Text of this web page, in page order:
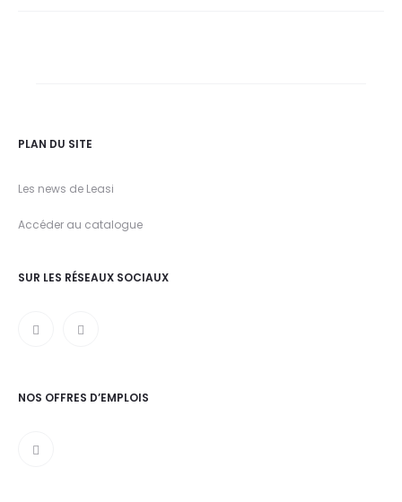
PLAN DU SITE
Les news de Leasi
Accéder au catalogue
SUR LES RÉSEAUX SOCIAUX
NOS OFFRES D’EMPLOIS